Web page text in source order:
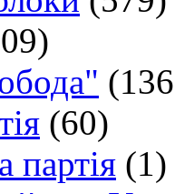
(60)
партія (1)